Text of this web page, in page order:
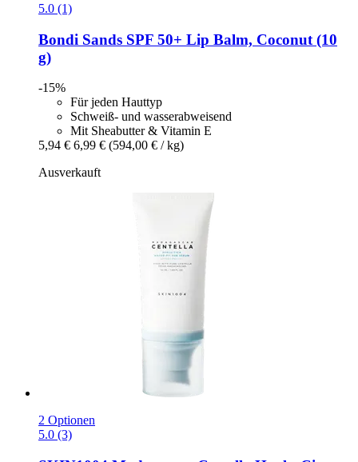
5.0 (1)
Bondi Sands SPF 50+ Lip Balm, Coconut (10
g)
-15%
Für jeden Hauttyp
Schweiß- und wasserabweisend
Mit Sheabutter & Vitamin E
5,94 € 6,99 € (594,00 € / kg)
Ausverkauft
2 Optionen
5.0 (3)